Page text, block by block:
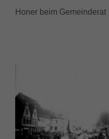
Honer beim Gemeinderat